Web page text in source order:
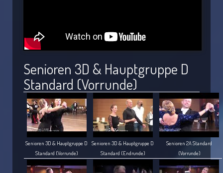
Senioren 3D & Hauptgruppe D
Standard (Vorrunde)
Senioren 3D & Hauptgruppe D
Standard (Vorrunde)
Senioren 3D & Hauptgruppe D
Standard (Endrunde)
Senioren 2A Standard
(Vorrunde)